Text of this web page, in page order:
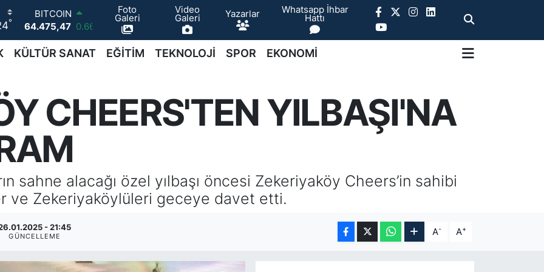
°
DOLAR
47,5971 0.05
EURO
55,1336 0.18
6527.85 0.54
BİST100
13.703
0
BITCOIN
64.475,47
Foto
Galeri
Video
Galeri Yazarlar Whatsapp İhbar
Hattı
KÜLTÜR SANAT EĞİTİM TEKNOLOJİ SPOR EKONOMİ
CHEERS'TEN YILBAŞI'NA
sahne alacağı özel yılbaşı öncesi Zekeriyaköy Cheers’in sahibi
ve Zekeriyaköylüleri geceye davet etti.
- 21:45
GÜNCELLEME A- A+